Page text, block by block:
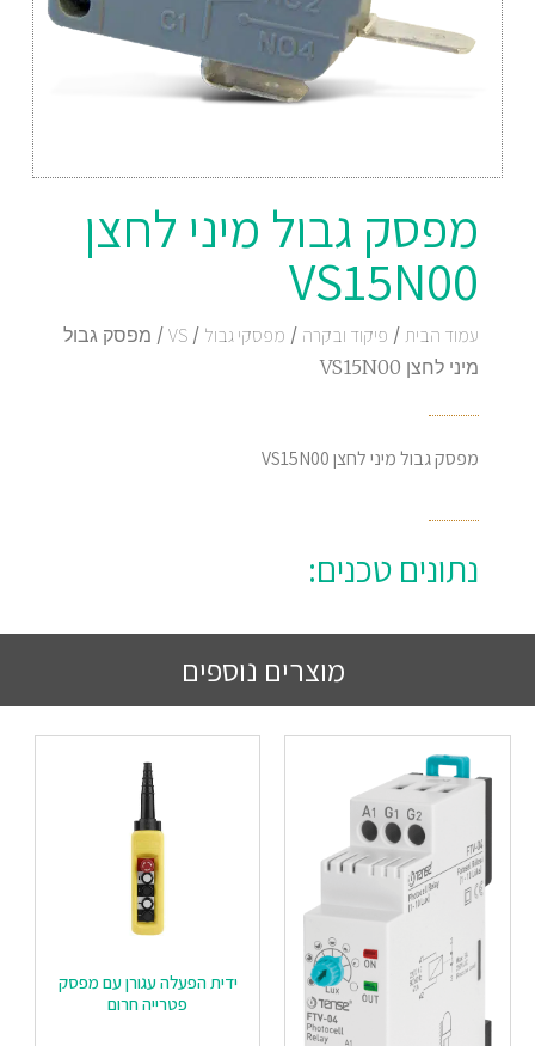
מפסק גבול מיני לחצן
VS15N00
עמוד הבית / פיקוד ובקרה / מפסקי גבול /
VS/ מפסק גבול
מיני לחצן VS15N00
מפסק גבול מיני לחצן VS15N00
נתונים טכנים:
מוצרים נוספים
ידית הפעלה עגורן עם מפסק
פטרייה חרום